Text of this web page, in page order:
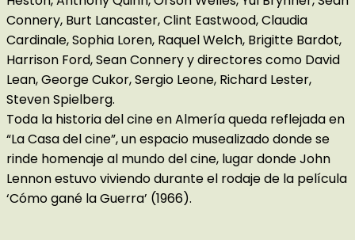
Connery, Burt Lancaster, Clint Eastwood, Claudia
Cardinale, Sophia Loren, Raquel Welch, Brigitte Bardot,
Harrison Ford, Sean Connery y directores como David
Lean, George Cukor, Sergio Leone, Richard Lester,
Steven Spielberg.
Toda la historia del cine en Almería queda reflejada en
“La Casa del cine”, un espacio musealizado donde se
rinde homenaje al mundo del cine, lugar donde John
Lennon estuvo viviendo durante el rodaje de la película
‘Cómo gané la Guerra’ (1966).